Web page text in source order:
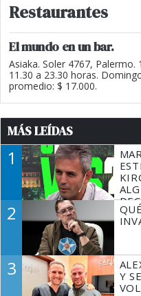
Restaurantes
El mundo en un bar.
Asiaka. Soler 4767, Palermo.
11.30 a 23.30 horas.
promedio: $ 17.000.
MÁS LEÍDAS
1
2
3
Y